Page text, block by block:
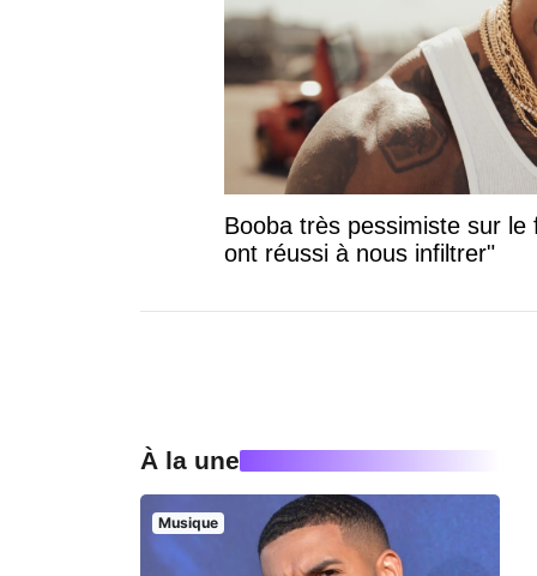
Booba très pessimiste sur
ont réussi à nous infiltrer"
À la une
Musique